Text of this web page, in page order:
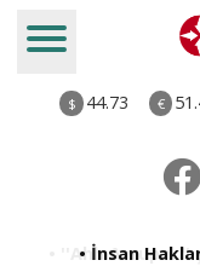
$ 44.73 €
• İnsan